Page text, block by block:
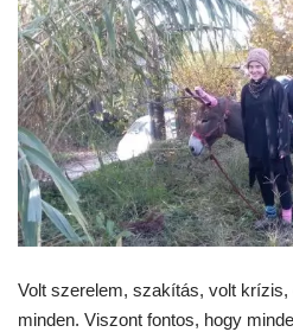
Volt szerelem, szakítás, volt
minden. Viszont fontos, hogy